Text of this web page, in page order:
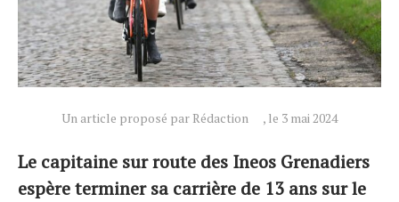
Un article proposé par Rédaction , le 3 mai 2024
Le capitaine sur route des Ineos Grenadiers
espère terminer sa carrière de 13 ans sur le